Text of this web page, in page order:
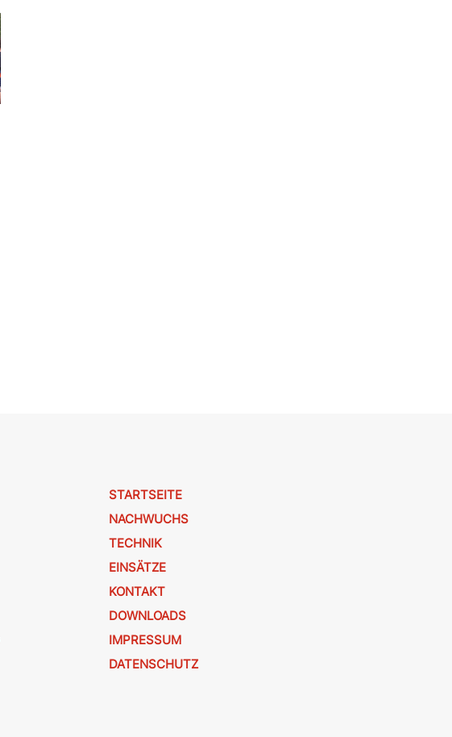
STARTSEITE
NACHWUCHS
TECHNIK
EINSÄTZE
KONTAKT
DOWNLOADS
IMPRESSUM
DATENSCHUTZ